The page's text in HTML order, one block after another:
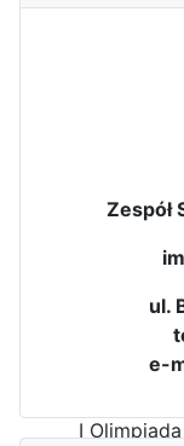
Dni
I
Zespół
ul.
e-